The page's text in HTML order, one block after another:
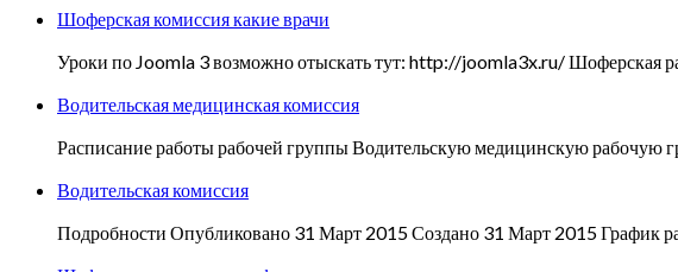
Шоферская комиссия какие врачи
Уроки по Joomla 3 возможно отыскать тут: http://joomla3x.ru/ Шоферская
Водительская медицинская комиссия
Расписание работы рабочей группы Водительскую медицинскую рабочую
Водительская комиссия
Подробности Опубликовано 31 Март 2015 Создано 31 Март 2015 График